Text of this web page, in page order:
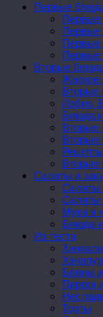
Первые
Первые
Первые
Первые
Первые
Вторые
Жаркое
Вторые
Лобио.
Блюда
Вторые
Вторые
Салаты и
Салаты
Салаты
Мука и
Блюда
Из теста
Блины
Пироги
Торты